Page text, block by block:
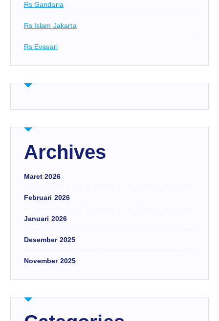
Rs Gandaria
Rs Islam Jakarta
Rs Evasari
Archives
Maret 2026
Februari 2026
Januari 2026
Desember 2025
November 2025